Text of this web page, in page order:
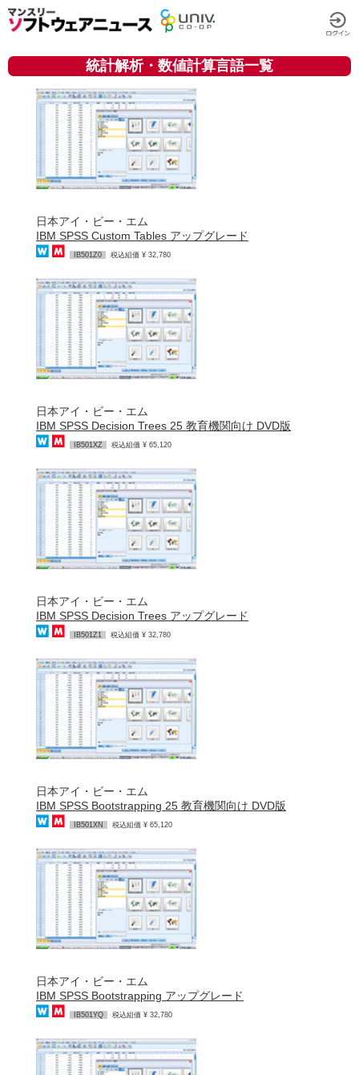
統計解析・数値計算言語一覧
日本アイ・ビー・エム
IBM SPSS Custom Tables アップグレード
IB501Z0 税込組価 ¥ 32,780
日本アイ・ビー・エム
IBM SPSS Decision Trees 25 教育機関向け DVD版
IB501XZ 税込組価 ¥ 65,120
日本アイ・ビー・エム
IBM SPSS Decision Trees アップグレード
IB501Z1 税込組価 ¥ 32,780
日本アイ・ビー・エム
IBM SPSS Bootstrapping 25 教育機関向け DVD版
IB501XN 税込組価 ¥ 65,120
日本アイ・ビー・エム
IBM SPSS Bootstrapping アップグレード
IB501YQ 税込組価 ¥ 32,780